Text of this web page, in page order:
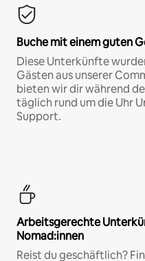
Buche mit einem guten
Diese Unterkünfte
Gästen aus unserer
bieten wir dir während
täglich rund um die Uhr
Support.
Arbeitsgerechte
Nomad:innen
Reist du geschäftlich?